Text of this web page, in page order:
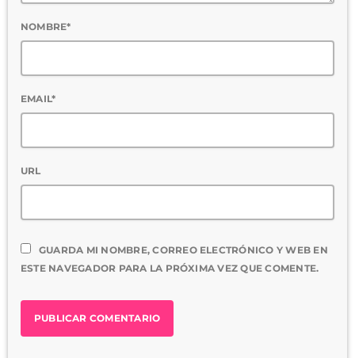
NOMBRE*
EMAIL*
URL
GUARDA MI NOMBRE, CORREO ELECTRÓNICO Y WEB EN
ESTE NAVEGADOR PARA LA PRÓXIMA VEZ QUE COMENTE.